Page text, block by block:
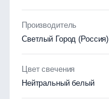
Производитель
Светлый Город (Россия)
Цвет свечения
Нейтральный белый